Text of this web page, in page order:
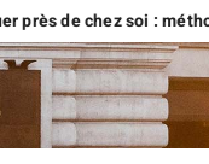
chez soi : méthodes